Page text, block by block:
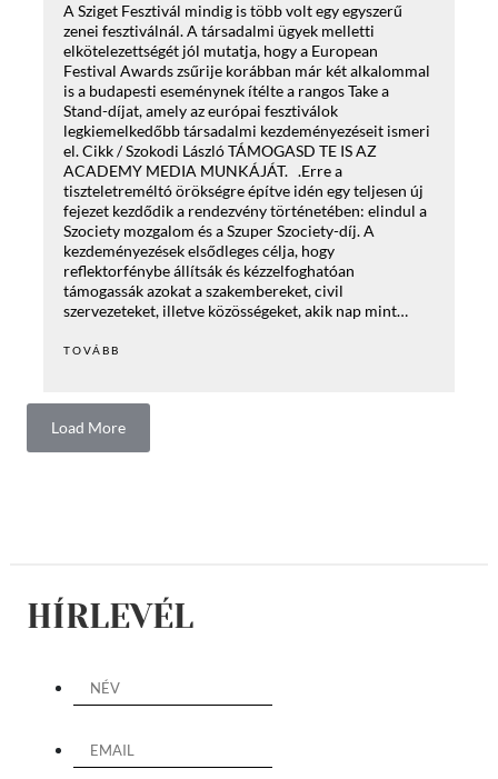
A Sziget Fesztivál mindig is több volt egy egyszerű
zenei fesztiválnál. A társadalmi ügyek melletti
elkötelezettségét jól mutatja, hogy a European
Festival Awards zsűrije korábban már két alkalommal
is a budapesti eseménynek ítélte a rangos Take a
Stand-díjat, amely az európai fesztiválok
legkiemelkedőbb társadalmi kezdeményezéseit ismeri
el. Cikk / Szokodi László TÁMOGASD TE IS AZ
ACADEMY MEDIA MUNKÁJÁT. .Erre a
tiszteletreméltó örökségre építve idén egy teljesen új
fejezet kezdődik a rendezvény történetében: elindul a
Szociety mozgalom és a Szuper Szociety-díj. A
kezdeményezések elsődleges célja, hogy
reflektorfénybe állítsák és kézzelfoghatóan
támogassák azokat a szakembereket, civil
szervezeteket, illetve közösségeket, akik nap mint…
TOVÁBB
Load More
HÍRLEVÉL